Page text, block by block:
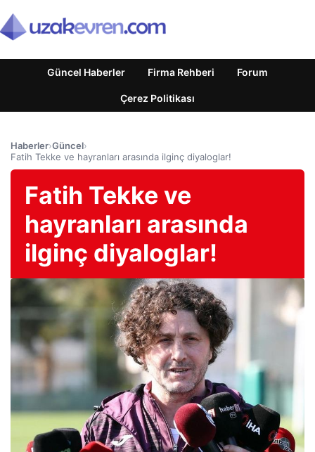
Güncel Haberler Firma Rehberi Forum
Çerez Politikası
Haberler›Güncel›
Fatih Tekke ve hayranları arasında ilginç diyaloglar!
Fatih Tekke ve
hayranları arasında
ilginç diyaloglar!